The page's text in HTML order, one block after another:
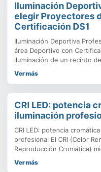
Iluminación
elegir Proyectores
Certificación DS1
Iluminación Deportiva
área Deportivo con
iluminación de un recinto
vecinal o un estadio de
que
Ver más
CRI LED: potencia
iluminación
CRI LED: potencia
profesional El CRI (Color
Reproducción Cromática)
luz para reproducir los
Ver más